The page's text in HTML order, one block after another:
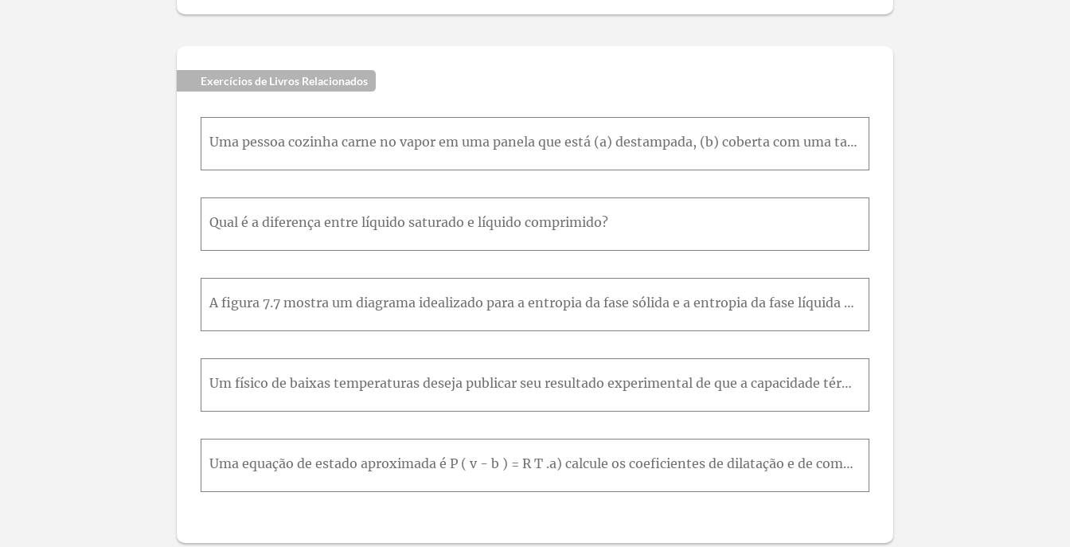
Exercícios de Livros Relacionados
Uma pessoa cozinha carne no vapor em uma panela que está (a) destampada, (b) coberta com uma tampa leve e (c) coberta com uma tampa pesada. Em qual caso o tempo de cozimento será menor? Por quê?
Qual é a diferença entre líquido saturado e líquido comprimido?
A figura 7.7 mostra um diagrama idealizado para a entropia da fase sólida e a entropia da fase líquida do H e 3 , lançadas contra a temperatura à pressão de fusão. ( H e 3 não se liquefaz à pressão at
Um físico de baixas temperaturas deseja publicar seu resultado experimental de que a capacidade térmica de um material dielétrico não-magnético entre 0,05Ke0,5K varia como A T 1 2 + B T 3 . Como edito
Uma equação de estado aproximada é P ( v - b ) = R T .a) calcule os coeficientes de dilatação e de compressão para uma substância que obedeça a esta equação de estado.b) mostre que as equações corresp